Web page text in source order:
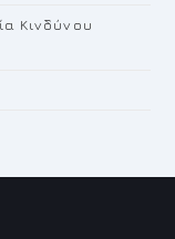
Κινδύνου